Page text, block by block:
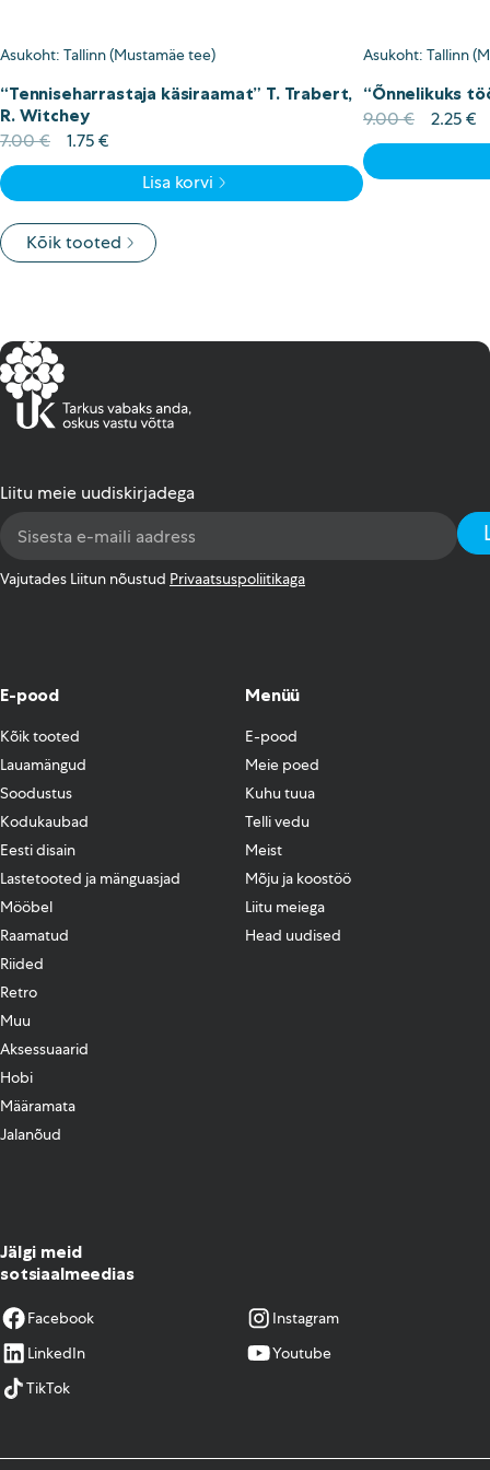
Asukoht: Tallinn (Mustamäe tee)
“Tenniseharrastaja käsiraamat” T. Trabert,
R. Witchey
7.00€
Algne
hind
7.00 €.
1.75€
price
1.75 €.
Lisa korvi
Asukoht: Tallinn
“Õnnelikuks
9.00€
Algne
hind
9.00 €.
2.25€
Kõik tooted
Liitu meie uudiskirjadega
Address
Vajutades Liitun nõustud Privaatsuspoliitikaga
E-pood
Kõik tooted
Lauamängud
Soodustus
Kodukaubad
Eesti disain
Lastetooted ja mänguasjad
Mööbel
Raamatud
Riided
Retro
Muu
Aksessuaarid
Hobi
Määramata
Jalanõud
Menüü
E-pood
Meie poed
Kuhu tuua
Telli vedu
Meist
Mõju ja koostöö
Liitu meiega
Head uudised
Jälgi meid
sotsiaalmeedias
Facebook
Instagram
LinkedIn
Youtube
TikTok